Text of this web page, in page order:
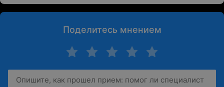
Поделитесь мнением